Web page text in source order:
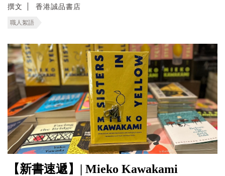
撰文 香港誠品書店
職人絮語
【新書速遞】| Mieko Kawakami